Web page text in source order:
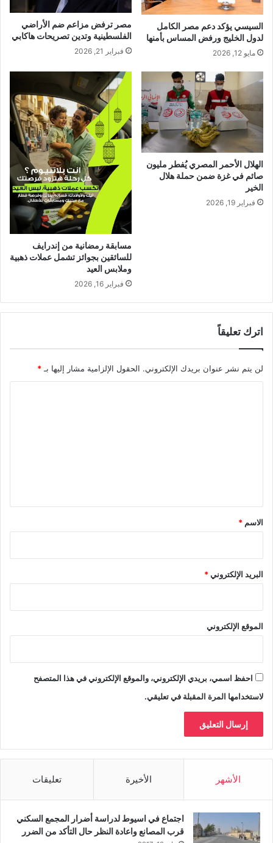
السيسي يؤكد دعم مصر الكامل
لدول الخليج ورفض المساس بأمنها
مايو 12, 2026
مصر ترفض مزاعم ضم الأراضي
الفلسطينية وتدين تصريحات هاكابي
فبراير 21, 2026
الهلال الأحمر المصري يُفطر مليون
صائم في غزة ضمن حملة هلال
الخير
فبراير 19, 2026
مسابقة رمضانية من إندرايف
للسائقين بجوائز تشمل عملات ذهبية
وملابس العيد
فبراير 16, 2026
اترك تعليقاً
لن يتم نشر عنوان بريدك الإلكتروني. الحقول الإلزامية مشار إليها بـ *
*
الاسم *
البريد الإلكتروني*
الموقع الإلكتروني
احفظ اسمي، بريدي الإلكتروني، والموقع الإلكتروني في هذا المتصفح
لاستخدامها المرة المقبلة في تعليقي.
الأشهر الأخيرة تعليقات
اجتماع في اسيوط لدراسة أضرار المجمع السكني
قرب المصانع واعادة النظر حال التأكد من الضرر